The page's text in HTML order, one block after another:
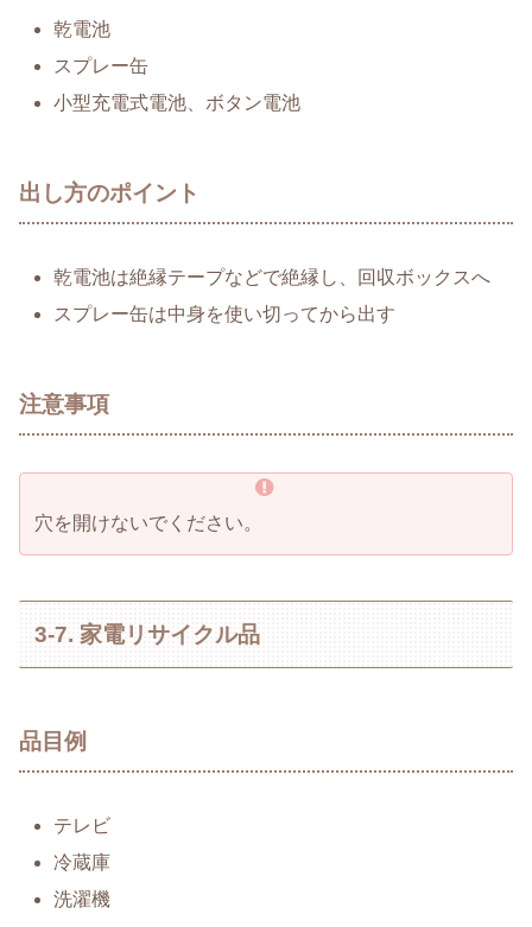
乾電池
スプレー缶
小型充電式電池、ボタン電池
出し方のポイント
乾電池は絶縁テープなどで絶縁し、回収ボックスへ
スプレー缶は中身を使い切ってから出す
注意事項
穴を開けないでください。
3-7. 家電リサイクル品
品目例
テレビ
冷蔵庫
洗濯機